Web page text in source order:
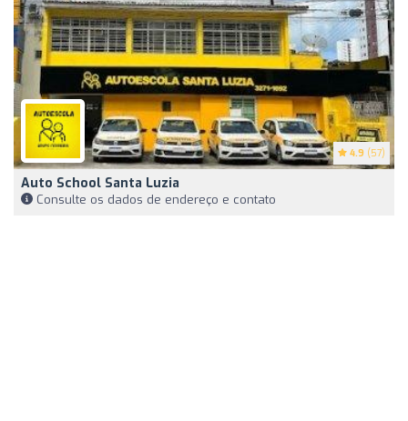
4.9 (57)
Auto School Santa Luzia
Consulte os dados de endereço e contato